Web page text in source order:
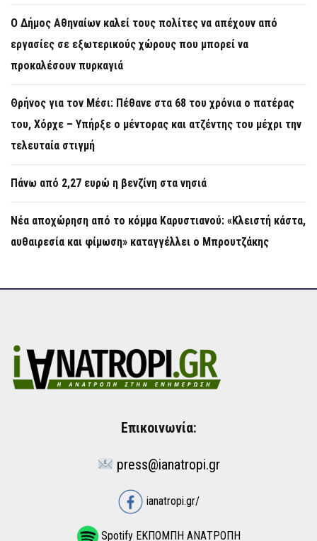
Ο Δήμος Αθηναίων καλεί τους πολίτες να απέχουν από
εργασίες σε εξωτερικούς χώρους που μπορεί να
προκαλέσουν πυρκαγιά
Θρήνος για τον Μέσι: Πέθανε στα 68 του χρόνια ο πατέρας
του, Χόρχε – Υπήρξε ο μέντορας και ατζέντης του μέχρι την
τελευταία στιγμή
Πάνω από 2,27 ευρώ η βενζίνη στα νησιά
Νέα αποχώρηση από το κόμμα Καρυστιανού: «Κλειστή κάστα,
αυθαιρεσία και φίμωση» καταγγέλλει ο Μπρουτζάκης
Επικοινωνία:
press@ianatropi.gr
ianatropi.gr/
Spotify ΕΚΠΟΜΠΗ ΑΝΑΤΡΟΠΗ